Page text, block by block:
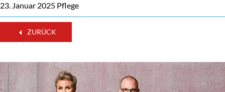
23. Januar 2025 Pflege
ZURÜCK